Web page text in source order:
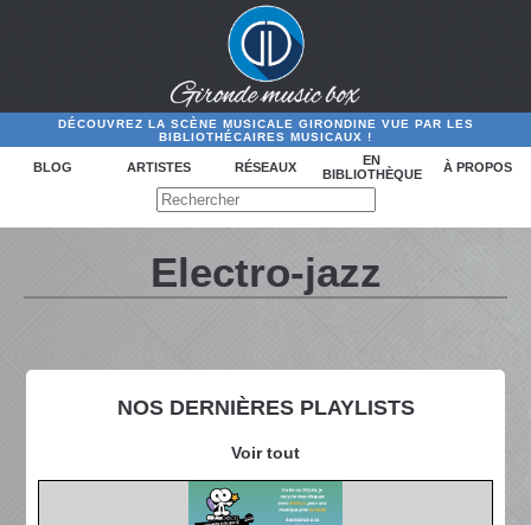
DÉCOUVREZ LA SCÈNE MUSICALE GIRONDINE VUE PAR LES
BIBLIOTHÉCAIRES MUSICAUX !
BLOG ARTISTES RÉSEAUX
EN
BIBLIOTHÈQUE
À PROPOS
NOS DERNIÈRES PLAYLISTS
Voir tout
Electro-jazz